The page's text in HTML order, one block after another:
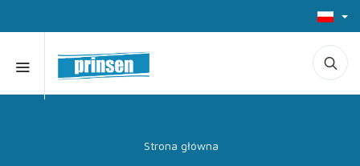
Strona główna